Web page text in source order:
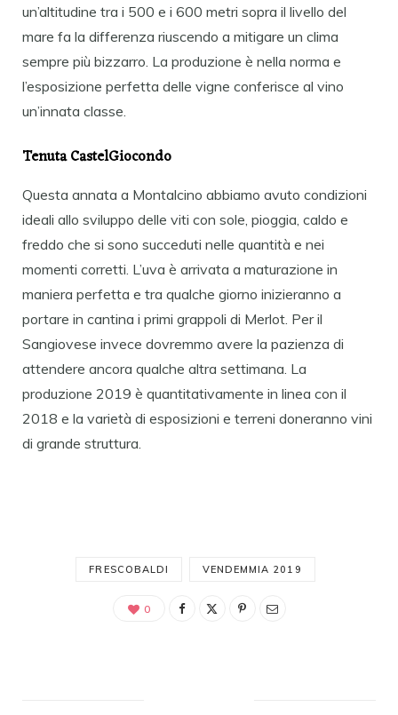
un’altitudine tra i 500 e i 600 metri sopra il livello del
mare fa la differenza riuscendo a mitigare un clima
sempre più bizzarro. La produzione è nella norma e
l’esposizione perfetta delle vigne conferisce al vino
un’innata classe.
Tenuta CastelGiocondo
Questa annata a Montalcino abbiamo avuto condizioni
ideali allo sviluppo delle viti con sole, pioggia, caldo e
freddo che si sono succeduti nelle quantità e nei
momenti corretti. L’uva è arrivata a maturazione in
maniera perfetta e tra qualche giorno inizieranno a
portare in cantina i primi grappoli di Merlot. Per il
Sangiovese invece dovremmo avere la pazienza di
attendere ancora qualche altra settimana. La
produzione 2019 è quantitativamente in linea con il
2018 e la varietà di esposizioni e terreni doneranno vini
di grande struttura.
FRESCOBALDI VENDEMMIA 2019
0